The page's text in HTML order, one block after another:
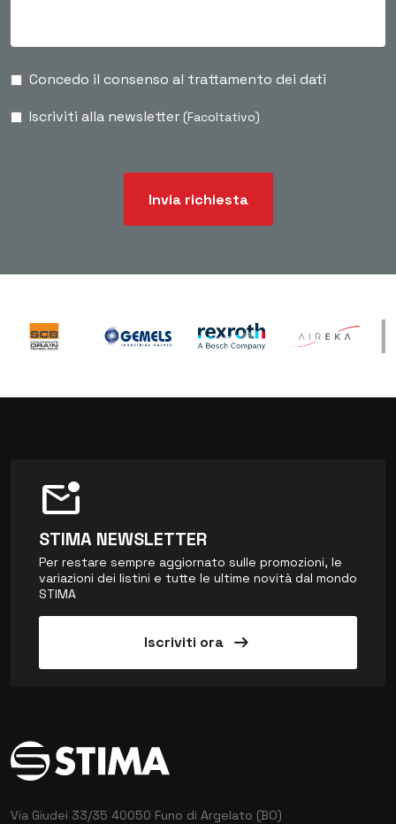
Concedo il consenso al trattamento dei dati
Iscriviti alla newsletter (Facoltativo)
Invia richiesta
mark_email_unread
STIMA NEWSLETTER
Per restare sempre aggiornato sulle promozioni, le
variazioni dei listini e tutte le ultime novità dal mondo
STIMA
Iscriviti ora arrow_right_alt
Via Giudei 33/35 40050 Funo di Argelato (BO)